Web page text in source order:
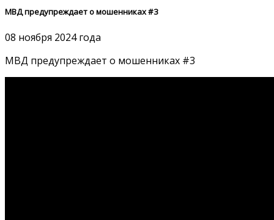
МВД предупреждает о мошенниках #3
08 ноября 2024 года
МВД предупреждает о мошенниках #3